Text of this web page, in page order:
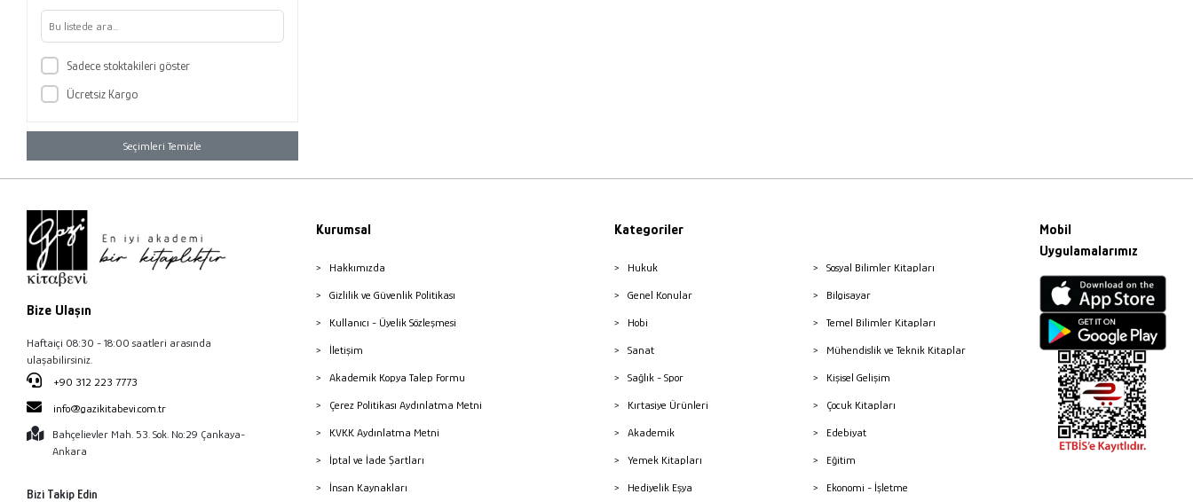
Sadece stoktakileri göster
Ücretsiz Kargo
Seçimleri Temizle
Bize Ulaşın
Haftaiçi 08:30 - 18:00 saatleri arasında
ulaşabilirsiniz.
+90 312 223 7773
info@gazikitabevi.com.tr
Bahçelievler Mah. 53. Sok. No:29 Çankaya-
Ankara
Bizi Takip Edin
Kurumsal
Hakkımızda
Gizlilik ve Güvenlik Politikası
Kullanıcı - Üyelik Sözleşmesi
İletişim
Akademik Kopya Talep Formu
Çerez Politikası Aydınlatma Metni
KVKK Aydınlatma Metni
İptal ve İade Şartları
İnsan Kaynakları
Kategoriler
Hukuk
Genel Konular
Hobi
Sanat
Sağlık - Spor
Kırtasiye Ürünleri
Akademik
Yemek Kitapları
Hediyelik Eşya
Sosyal Bilimler Kitapları
Bilgisayar
Temel Bilimler Kitapları
Mühendislik ve Teknik Kitaplar
Kişisel Gelişim
Çocuk Kitapları
Edebiyat
Eğitim
Ekonomi - İşletme
Mobil
Uygulamalarımız